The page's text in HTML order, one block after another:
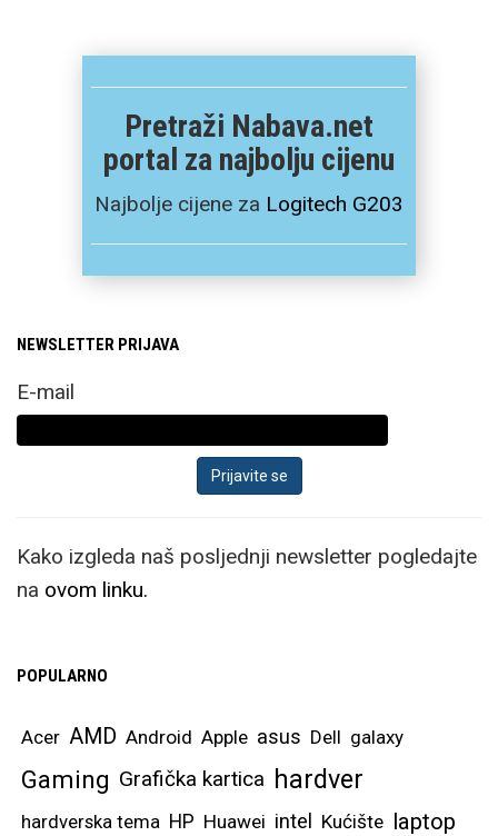
Pretraži Nabava.net
portal za najbolju cijenu
Najbolje cijene za Logitech G203
NEWSLETTER PRIJAVA
E-mail
Kako izgleda naš posljednji newsletter pogledajte
na ovom linku.
POPULARNO
Acer AMD Android Apple asus Dell galaxy
Gaming Grafička kartica hardver
hardverska tema HP Huawei intel Kućište laptop